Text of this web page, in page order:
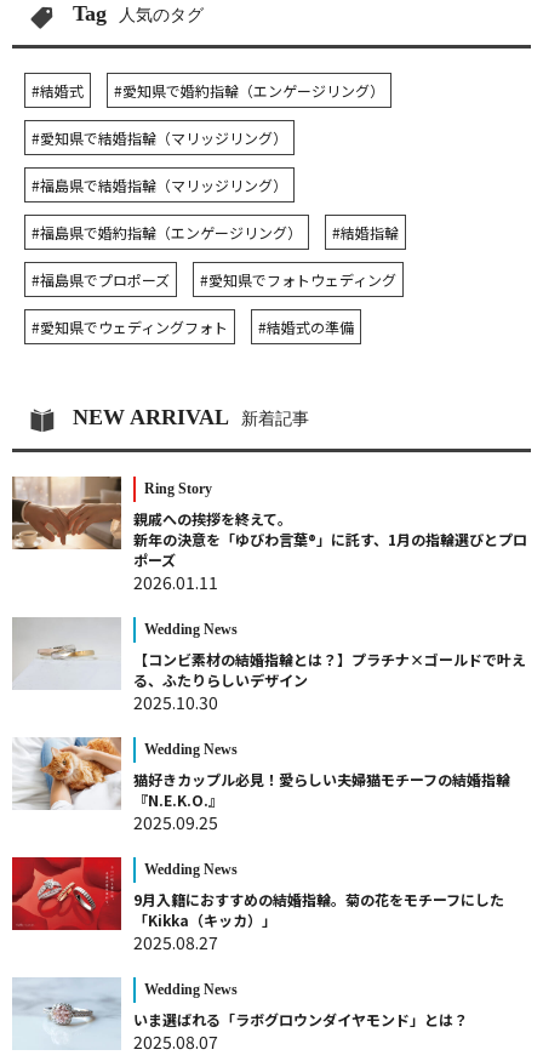
Tag 人気のタグ
#結婚式 #愛知県で婚約指輪（エンゲージリング）
#愛知県で結婚指輪（マリッジリング）
#福島県で結婚指輪（マリッジリング）
#福島県で婚約指輪（エンゲージリング） #結婚指輪
#福島県でプロポーズ #愛知県でフォトウェディング
#愛知県でウェディングフォト #結婚式の準備
NEW ARRIVAL 新着記事
Ring Story
親戚への挨拶を終えて。
新年の決意を「ゆびわ言葉®」に託す、1月の指輪選びとプロ
ポーズ
2026.01.11
Wedding News
【コンビ素材の結婚指輪とは？】プラチナ×ゴールドで叶え
る、ふたりらしいデザイン
2025.10.30
Wedding News
猫好きカップル必見！愛らしい夫婦猫モチーフの結婚指輪
『N.E.K.O.』
2025.09.25
Wedding News
9月入籍におすすめの結婚指輪。菊の花をモチーフにした
「Kikka（キッカ）」
2025.08.27
Wedding News
いま選ばれる「ラボグロウンダイヤモンド」とは？
2025.08.07